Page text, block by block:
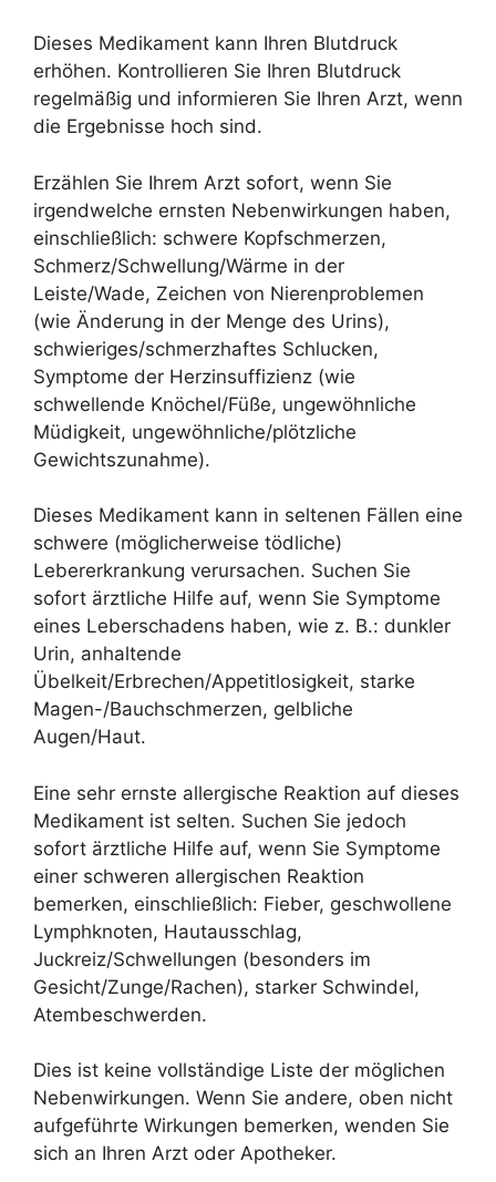
Dieses Medikament kann Ihren Blutdruck
erhöhen. Kontrollieren Sie Ihren Blutdruck
regelmäßig und informieren Sie Ihren Arzt, wenn
die Ergebnisse hoch sind.
Erzählen Sie Ihrem Arzt sofort, wenn Sie
irgendwelche ernsten Nebenwirkungen haben,
einschließlich: schwere Kopfschmerzen,
Schmerz/Schwellung/Wärme in der
Leiste/Wade, Zeichen von Nierenproblemen
(wie Änderung in der Menge des Urins),
schwieriges/schmerzhaftes Schlucken,
Symptome der Herzinsuffizienz (wie
schwellende Knöchel/Füße, ungewöhnliche
Müdigkeit, ungewöhnliche/plötzliche
Gewichtszunahme).
Dieses Medikament kann in seltenen Fällen eine
schwere (möglicherweise tödliche)
Lebererkrankung verursachen. Suchen Sie
sofort ärztliche Hilfe auf, wenn Sie Symptome
eines Leberschadens haben, wie z. B.: dunkler
Urin, anhaltende
Übelkeit/Erbrechen/Appetitlosigkeit, starke
Magen-/Bauchschmerzen, gelbliche
Augen/Haut.
Eine sehr ernste allergische Reaktion auf dieses
Medikament ist selten. Suchen Sie jedoch
sofort ärztliche Hilfe auf, wenn Sie Symptome
einer schweren allergischen Reaktion
bemerken, einschließlich: Fieber, geschwollene
Lymphknoten, Hautausschlag,
Juckreiz/Schwellungen (besonders im
Gesicht/Zunge/Rachen), starker Schwindel,
Atembeschwerden.
Dies ist keine vollständige Liste der möglichen
Nebenwirkungen. Wenn Sie andere, oben nicht
aufgeführte Wirkungen bemerken, wenden Sie
sich an Ihren Arzt oder Apotheker.